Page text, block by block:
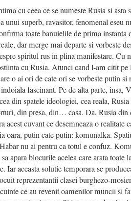
cu ceea ce se numeste Rusia si asta
unui superb, ravasitor, fenomenal eseu
toate banuielile de prima instanta
dar merge mai departe si vorbeste
spiritul rus in plina manifestare. Cu
cu Rusia. Atunci cand l-am citit pe
o ai ori de cate ori se vorbeste putin
fascinant. Pe de alta parte, insa,
din spatele ideologiei, cea reala,
din presa, din… casa. Da, Rusia din
acest cuvant ce desemneaza o realitate
oara, putin cate putin: komunalka.
nu ai pentru ca totul e confuz.
apara blocurile acelea care arata toate
Iar aceasta solutie temporara se
reprezentantii clasei burghezo-
ce au revenit oamenilor muncii si